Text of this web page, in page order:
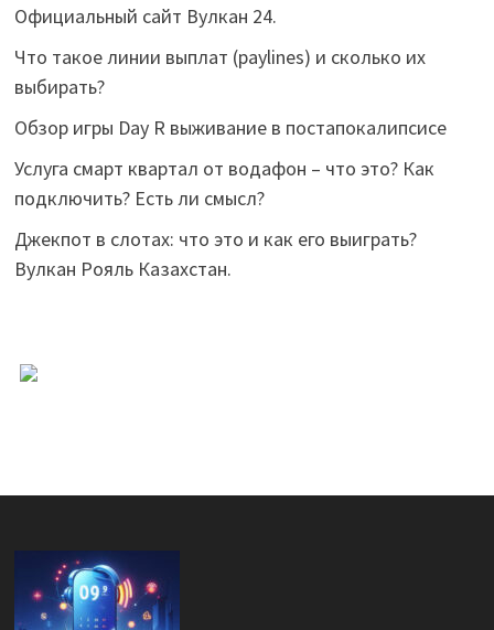
Официальный сайт Вулкан 24.
Что такое линии выплат (paylines) и сколько их
выбирать?
Обзор игры Day R выживание в постапокалипсисе
Услуга смарт квартал от водафон – что это? Как
подключить? Есть ли смысл?
Джекпот в слотах: что это и как его выиграть?
Вулкан Рояль Казахстан.